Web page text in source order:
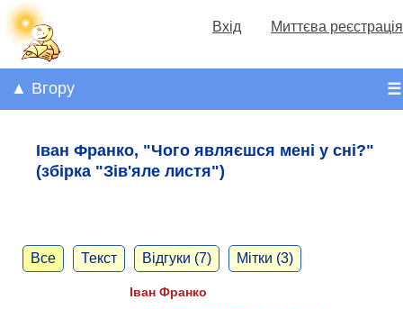
Вхід Миттєва реєстрація
☰
▲ Вгору
Іван Франко, "Чого являєшся мені у сні?"
(збірка "Зів'яле листя")
Все Текст Відгуки (7) Мітки (3)
Іван Франко